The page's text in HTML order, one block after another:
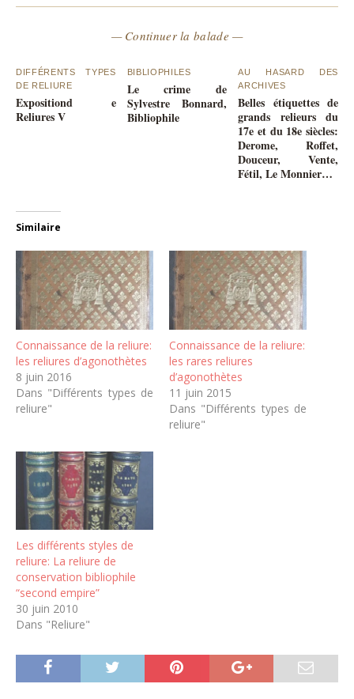
— Continuer la balade —
DIFFÉRENTS TYPES
DE RELIURE
Expositiond e
Reliures V
BIBLIOPHILES
Le crime de
Sylvestre Bonnard,
Bibliophile
AU HASARD DES
ARCHIVES
Belles étiquettes de
grands relieurs du
17e et du 18e siècles:
Derome, Roffet,
Douceur, Vente,
Fétil, Le Monnier…
Similaire
Connaissance de la reliure:
les reliures d’agonothètes
8 juin 2016
Dans "Différents types de
reliure"
Connaissance de la reliure:
les rares reliures
d’agonothètes
11 juin 2015
Dans "Différents types de
reliure"
Les différents styles de
reliure: La reliure de
conservation bibliophile
“second empire”
30 juin 2010
Dans "Reliure"